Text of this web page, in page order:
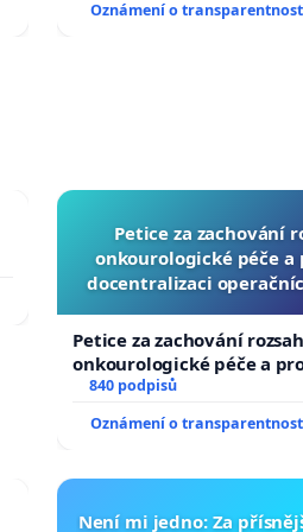
Oznámení o
Petice za zachování
onkourologické péče a
docentralizaci
Petice za zachování
onkourologické péče a
docentralizaci operačních
840 podpisů
Oznámení o
Není mi jedno: Za